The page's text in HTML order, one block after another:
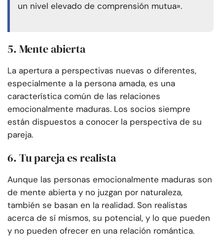
un nivel elevado de comprensión mutua».
5. Mente abierta
La apertura a perspectivas nuevas o diferentes,
especialmente a la persona amada, es una
característica común de las relaciones
emocionalmente maduras. Los socios siempre
están dispuestos a conocer la perspectiva de su
pareja.
6. Tu pareja es realista
Aunque las personas emocionalmente maduras son
de mente abierta y no juzgan por naturaleza,
también se basan en la realidad. Son realistas
acerca de sí mismos, su potencial, y lo que pueden
y no pueden ofrecer en una relación romántica.